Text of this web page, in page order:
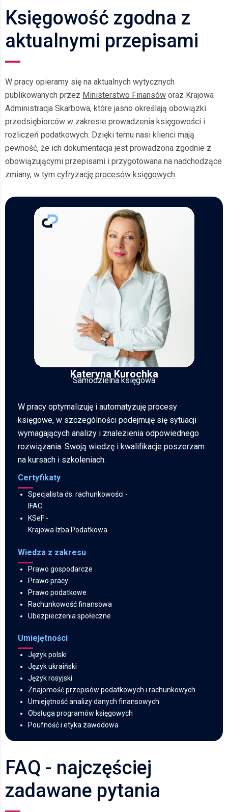
Księgowość zgodna z
aktualnymi przepisami
W pracy opieramy się na aktualnych wytycznych
publikowanych przez Ministerstwo Finansów oraz Krajowa
Administracja Skarbowa, które jasno określają obowiązki
przedsiębiorców w zakresie prowadzenia księgowości i
rozliczeń podatkowych. Dzięki temu nasi klienci mają
pewność, że ich dokumentacja jest prowadzona zgodnie z
obowiązującymi przepisami i przygotowana na nadchodzące
zmiany, w tym cyfryzację procesów księgowych.
Kateryna Kurochka
Samodzielna księgowa
W pracy optymalizuję i automatyzuję procesy
księgowe, w szczególności podejmuję się sytuacji
wymagających analizy i znalezienia odpowiednego
rozwiązania. Swoją wiedzę i kwalifikacje poszerzam
na kursach i szkoleniach.
Certyfikaty
Specjalista ds. rachunkowości -
IFAC
KSeF -
Krajowa Izba Podatkowa
Wiedza z zakresu
Prawo gospodarcze
Prawo pracy
Prawo podatkowe
Rachunkowość finansowa
Ubezpieczenia społeczne
Umiejętności
Język polski
Język ukraiński
Język rosyjski
Znajomość przepisów podatkowych i rachunkowych
Umiejętność analizy danych finansowych
Obsługa programów księgowych
Poufność i etyka zawodowa
FAQ - najczęściej
zadawane pytania